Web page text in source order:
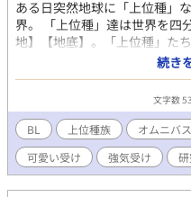
ある日突然地球に「上位種」
界。 「上位種」達は世界を四
地】【地底】。「上位種」た
けてこう言った「我々はこの
星にするためにやって来まし
は世界から兵器をそもそもと
単位で奪っていった。そして
見えて平和をもたらせてくれ
な「上位種」の嫁に選ばれた
になると 毎日朝11時中と夜11
投稿します。 投稿再開いたし
続き
文字数
BL 上位種族 オムニバ
可愛い受け
強気受け